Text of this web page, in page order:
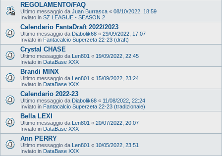
REGOLAMENTO/FAQ
Ultimo messaggio da Juan Burrasca « 08/10/2022, 18:59
Inviato in SZ LEAGUE - SEASON 2
Calendario FantaDraft 2022/2023
Ultimo messaggio da Diabolik68 « 29/09/2022, 17:07
Inviato in Fantacalcio Superzeta 22-23 (draft)
Crystal CHASE
Ultimo messaggio da Len801 « 19/09/2022, 22:45
Inviato in DataBase XXX
Brandi MINX
Ultimo messaggio da Len801 « 15/09/2022, 23:24
Inviato in DataBase XXX
Calendario 2022-23
Ultimo messaggio da Diabolik68 « 11/08/2022, 22:24
Inviato in Fantacalcio Superzeta 22-23 (tradizionale)
Bella LEXI
Ultimo messaggio da Len801 « 20/07/2022, 20:07
Inviato in DataBase XXX
Ann PERRY
Ultimo messaggio da Len801 « 10/05/2022, 23:51
Inviato in DataBase XXX